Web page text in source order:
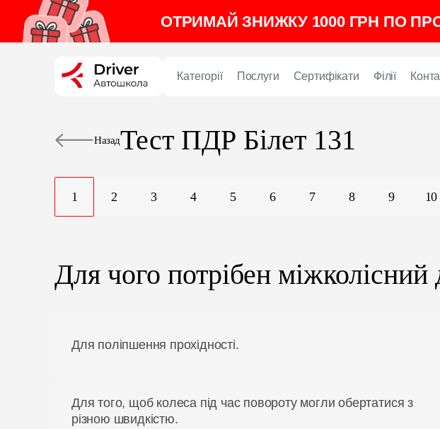
ОТРИМАЙ ЗНИЖКУ 1000 ГРН ПО
Категорії Послуги Сертифікати Філії
НазадТест ПДР Білет 131
1 2 3 4 5 6 7 8 9 10
Для чого потрібен міжколісний
Для поліпшення прохідності.
Для того, щоб колеса під час повороту могли обертатися з
різною швидкістю.